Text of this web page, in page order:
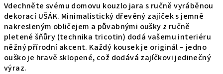
Vdechněte svému domovu kouzlo jara s ručně vyráběnou
dekorací UŠÁK. Minimalistický dřevěný zajíček s jemně
nakresleným obličejem a půvabnými oušky z ručně
pletené šňůry (technika tricotin) dodá vašemu interiéru
něžný přírodní akcent. Každý kousek je originál – jedno
ouško je hravě sklopené, což dodává zajíčkovi jedinečný
výraz.